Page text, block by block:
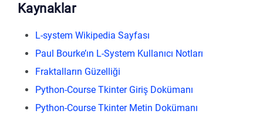
Kaynaklar
L-system Wikipedia Sayfası
Paul Bourke’ın L-System Kullanıcı Notları
Fraktalların Güzelliği
Python-Course Tkinter Giriş Dokümanı
Python-Course Tkinter Metin Dokümanı